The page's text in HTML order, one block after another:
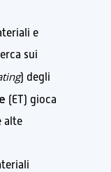
e
sui
) degli
(ET) gioca
alte